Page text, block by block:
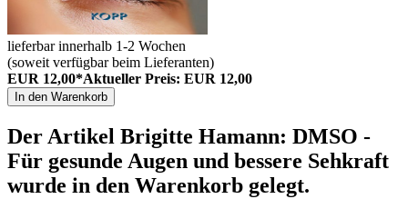
lieferbar innerhalb 1-2 Wochen
(soweit verfügbar beim Lieferanten)
EUR 12,00*Aktueller Preis: EUR 12,00
In den Warenkorb
Der Artikel Brigitte Hamann: DMSO -
Für gesunde Augen und bessere Sehkraft
wurde in den Warenkorb gelegt.